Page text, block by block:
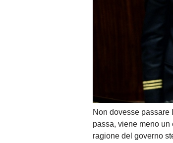
Non dovesse passare
passa, viene meno
ragione del governo